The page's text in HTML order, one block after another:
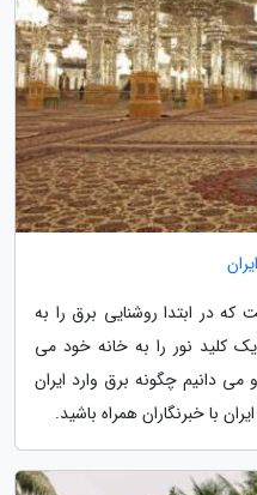
در ابتدا روشنایی برق را به
کلید نور را به خانه خود می
می دانیم چگونه برق وارد ایران
با خبرنگاران همراه باشید.